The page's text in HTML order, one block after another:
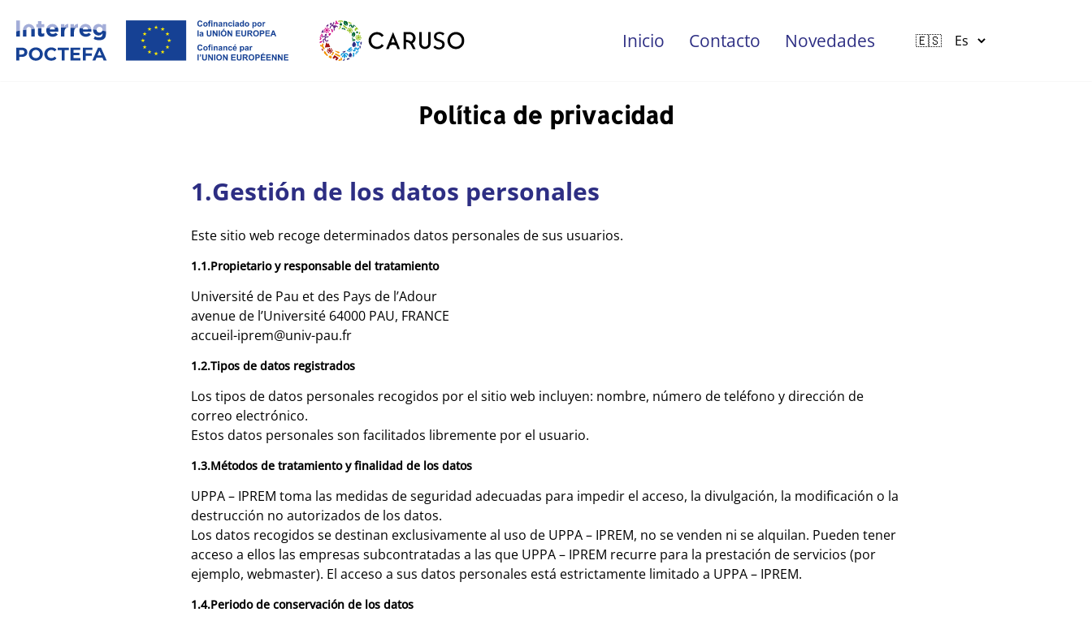
Inicio Contacto Novedades
Política de privacidad
1.Gestión de los datos personales
Este sitio web recoge determinados datos personales de sus usuarios.
1.1.Propietario y responsable del tratamiento
Université de Pau et des Pays de l’Adour
avenue de l’Université 64000 PAU, FRANCE
accueil-iprem@univ-pau.fr
1.2.Tipos de datos registrados
Los tipos de datos personales recogidos por el sitio web incluyen: nombre, número de teléfono y dirección de
correo electrónico.
Estos datos personales son facilitados libremente por el usuario.
1.3.Métodos de tratamiento y finalidad de los datos
UPPA – IPREM toma las medidas de seguridad adecuadas para impedir el acceso, la divulgación, la modificación o la
destrucción no autorizados de los datos.
Los datos recogidos se destinan exclusivamente al uso de UPPA – IPREM, no se venden ni se alquilan. Pueden tener
acceso a ellos las empresas subcontratadas a las que UPPA – IPREM recurre para la prestación de servicios (por
ejemplo, webmaster). El acceso a sus datos personales está estrictamente limitado a UPPA – IPREM.
1.4.Periodo de conservación de los datos